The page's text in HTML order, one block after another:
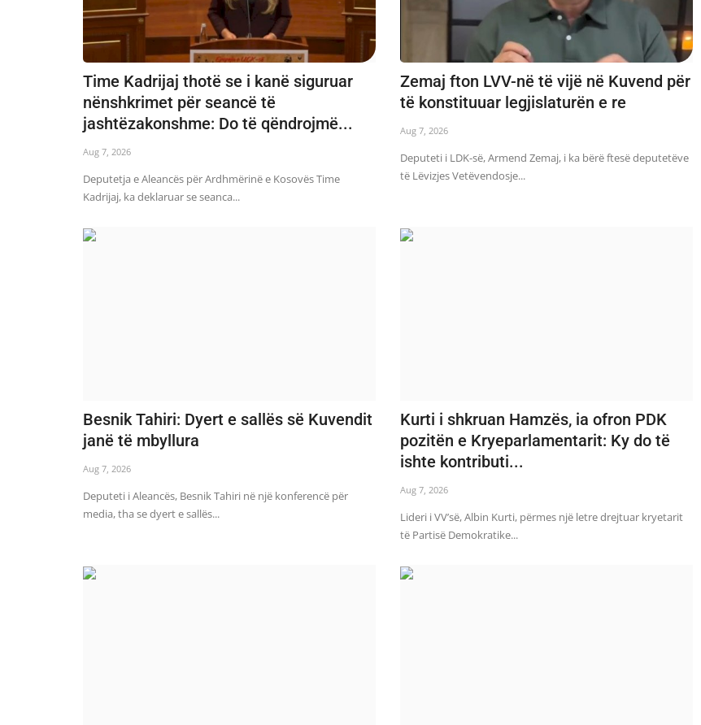
Time Kadrijaj thotë se i kanë siguruar
nënshkrimet për seancë të
jashtëzakonshme: Do të qëndrojmë...
Aug 7, 2026
Deputetja e Aleancës për Ardhmërinë e Kosovës Time
Kadrijaj, ka deklaruar se seanca...
Zemaj fton LVV-në të vijë në Kuvend për
të konstituuar legjislaturën e re
Aug 7, 2026
Deputeti i LDK-së, Armend Zemaj, i ka bërë ftesë deputetëve
të Lëvizjes Vetëvendosje...
Besnik Tahiri: Dyert e sallës së Kuvendit
janë të mbyllura
Aug 7, 2026
Deputeti i Aleancës, Besnik Tahiri në një konferencë për
media, tha se dyert e sallës...
Kurti i shkruan Hamzës, ia ofron PDK
pozitën e Kryeparlamentarit: Ky do të
ishte kontributi...
Aug 7, 2026
Lideri i VV’së, Albin Kurti, përmes një letre drejtuar kryetarit
të Partisë Demokratike...